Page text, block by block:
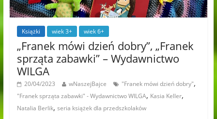
Książki wiek 3+ wiek 6+
„Franek mówi dzień dobry”, „Franek
sprząta zabawki” – Wydawnictwo
WILGA
20/04/2023 wNaszejBajce "Franek mówi dzień dobry",
"Franek sprząta zabawki" - Wydawnictwo WILGA, Kasia Keller,
Natalia Berlik, seria książek dla przedszkolaków